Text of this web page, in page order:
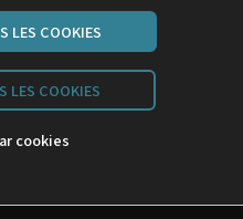
Barcelona
426 810
LES COOKIES
LES COOKIES
cookies